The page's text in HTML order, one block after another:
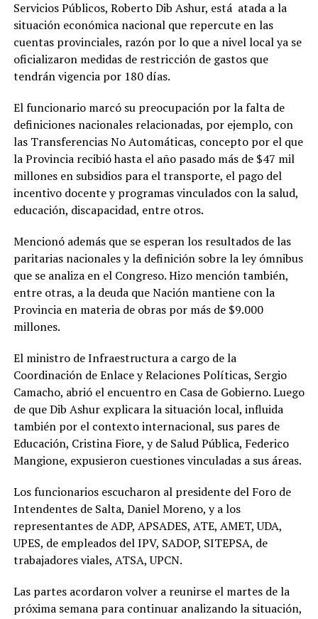
Servicios Públicos, Roberto Dib Ashur, está atada a la
situación económica nacional que repercute en las
cuentas provinciales, razón por lo que a nivel local ya se
oficializaron medidas de restricción de gastos que
tendrán vigencia por 180 días.
El funcionario marcó su preocupación por la falta de
definiciones nacionales relacionadas, por ejemplo, con
las Transferencias No Automáticas, concepto por el que
la Provincia recibió hasta el año pasado más de $47 mil
millones en subsidios para el transporte, el pago del
incentivo docente y programas vinculados con la salud,
educación, discapacidad, entre otros.
Mencionó además que se esperan los resultados de las
paritarias nacionales y la definición sobre la ley ómnibus
que se analiza en el Congreso. Hizo mención también,
entre otras, a la deuda que Nación mantiene con la
Provincia en materia de obras por más de $9.000
millones.
El ministro de Infraestructura a cargo de la
Coordinación de Enlace y Relaciones Políticas, Sergio
Camacho, abrió el encuentro en Casa de Gobierno. Luego
de que Dib Ashur explicara la situación local, influida
también por el contexto internacional, sus pares de
Educación, Cristina Fiore, y de Salud Pública, Federico
Mangione, expusieron cuestiones vinculadas a sus áreas.
Los funcionarios escucharon al presidente del Foro de
Intendentes de Salta, Daniel Moreno, y a los
representantes de ADP, APSADES, ATE, AMET, UDA,
UPES, de empleados del IPV, SADOP, SITEPSA, de
trabajadores viales, ATSA, UPCN.
Las partes acordaron volver a reunirse el martes de la
próxima semana para continuar analizando la situación,